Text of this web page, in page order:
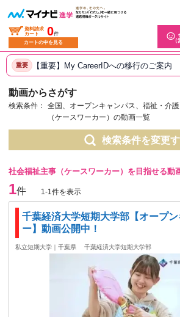
資料請求
カート
0件
カートの中を見る
（
重要 【重要】My CareerIDへの移行のご案内
動画からさがす
検索条件：
全国、オープンキャンパス、福祉・介
（ケースワーカー）の動画一覧
検索条件を変更
社会福祉主事（ケースワーカー）を目指せる動
1件 1-1件を表示
千葉経済大学短期大学部【オープ
ー】動画公開中！
私立短期大学｜千葉県 千葉経済大学短期大学部